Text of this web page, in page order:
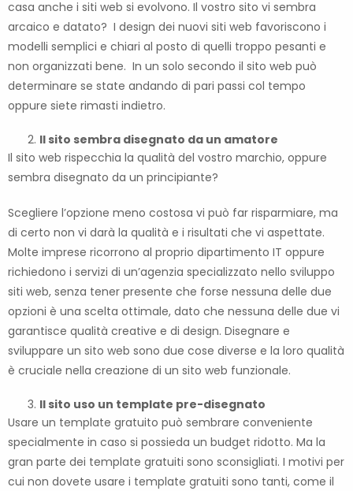
casa anche i siti web si evolvono. Il vostro sito vi sembra
arcaico e datato? I design dei nuovi siti web favoriscono i
modelli semplici e chiari al posto di quelli troppo pesanti e
non organizzati bene. In un solo secondo il sito web può
determinare se state andando di pari passi col tempo
oppure siete rimasti indietro.
Il sito sembra disegnato da un amatore
Il sito web rispecchia la qualità del vostro marchio, oppure
sembra disegnato da un principiante?
Scegliere l’opzione meno costosa vi può far risparmiare, ma
di certo non vi darà la qualità e i risultati che vi aspettate.
Molte imprese ricorrono al proprio dipartimento IT oppure
richiedono i servizi di un’agenzia specializzato nello sviluppo
siti web, senza tener presente che forse nessuna delle due
opzioni è una scelta ottimale, dato che nessuna delle due vi
garantisce qualità creative e di design. Disegnare e
sviluppare un sito web sono due cose diverse e la loro qualità
è cruciale nella creazione di un sito web funzionale.
Il sito uso un template pre-disegnato
Usare un template gratuito può sembrare conveniente
specialmente in caso si possieda un budget ridotto. Ma la
gran parte dei template gratuiti sono sconsigliati. I motivi per
cui non dovete usare i template gratuiti sono tanti, come il